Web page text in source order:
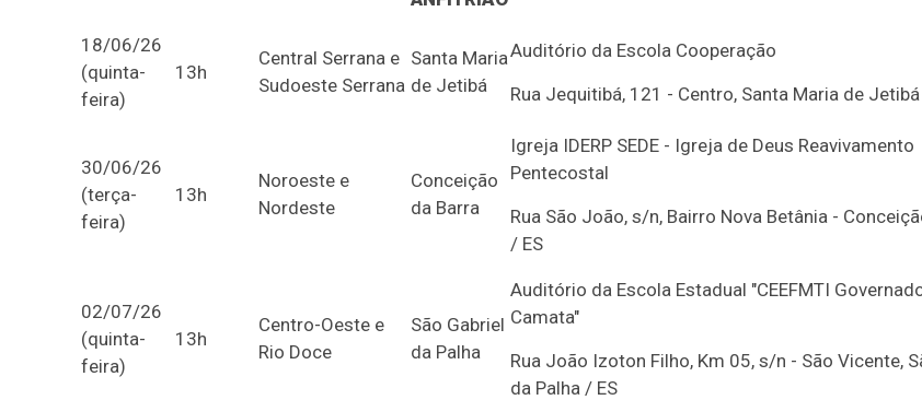
18/06/26
(quinta-
feira)
13h
Central Serrana e
Sudoeste Serrana
Santa Maria
de Jetibá
Auditório da Escola Cooperação
Rua Jequitibá, 121 - Centro, Santa Maria de
30/06/26
(terça-
feira)
13h
Noroeste e
Nordeste
Conceição
da Barra
Igreja IDERP SEDE - Igreja de Deus Reavivamento
Pentecostal
Rua São João, s/n, Bairro Nova Betânia -
/ ES
02/07/26
(quinta-
feira)
13h
Centro-Oeste e
Rio Doce
São Gabriel
da Palha
Auditório da Escola Estadual "CEEFMTI
Camata"
Rua João Izoton Filho, Km 05, s/n - São Vicente,
da Palha / ES